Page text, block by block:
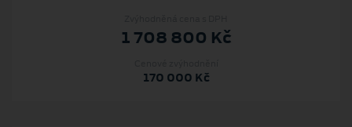
1 708 800 Kč
170 000 Kč